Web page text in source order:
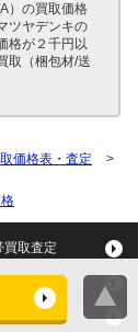
）の買取価格
ツヤデンキの
格が２千円以
取（梱包材/送
価格表・査定
>
買取査定